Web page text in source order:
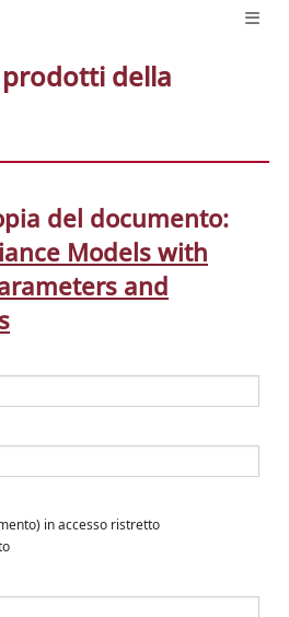
della
del documento:
Models with
and
in accesso ristretto